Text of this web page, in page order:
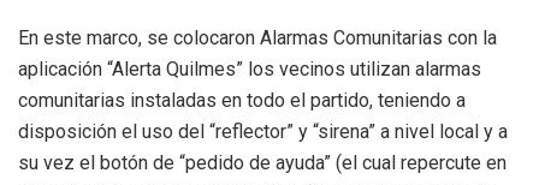
En este marco, se colocaron Alarmas Comunitarias con la
aplicación “Alerta Quilmes” los vecinos utilizan alarmas
comunitarias instaladas en todo el partido, teniendo a
disposición el uso del “reflector” y “sirena” a nivel local y a
su vez el botón de “pedido de ayuda” (el cual repercute en